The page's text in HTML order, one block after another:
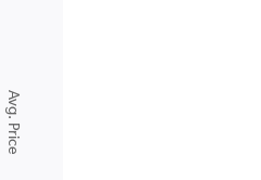
Avg. Price